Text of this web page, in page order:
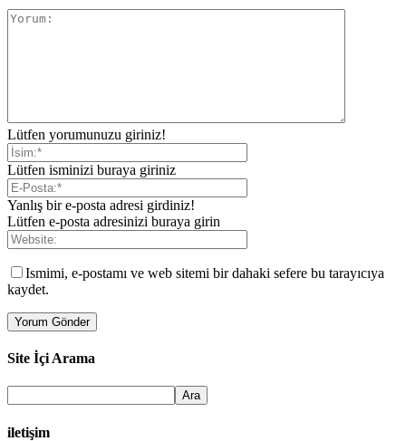
Lütfen yorumunuzu giriniz!
Lütfen isminizi buraya giriniz
Yanlış bir e-posta adresi girdiniz!
Lütfen e-posta adresinizi buraya girin
Ismimi, e-postamı ve web sitemi bir dahaki sefere bu tarayıcıya
kaydet.
Site İçi Arama
iletişim